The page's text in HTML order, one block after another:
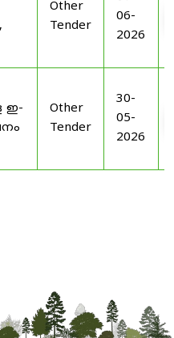
Other
Tender
06-
2026
ഇ-
Other
Tender
30-
05-
2026